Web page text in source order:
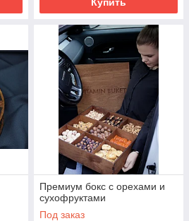
Премиум бокс с орехами и
сухофруктами
Под заказ